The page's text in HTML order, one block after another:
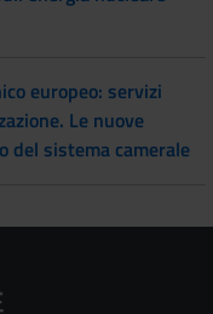
europeo: servizi
Le nuove
del sistema camerale